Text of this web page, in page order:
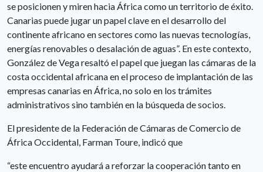
se posicionen y miren hacia África como un territorio de éxito.
Canarias puede jugar un papel clave en el desarrollo del
continente africano en sectores como las nuevas tecnologías,
energías renovables o desalación de aguas”. En este contexto,
González de Vega resaltó el papel que juegan las cámaras de la
costa occidental africana en el proceso de implantación de las
empresas canarias en África, no solo en los trámites
administrativos sino también en la búsqueda de socios.
El presidente de la Federación de Cámaras de Comercio de
África Occidental, Farman Toure, indicó que
“este encuentro ayudará a reforzar la cooperación tanto en